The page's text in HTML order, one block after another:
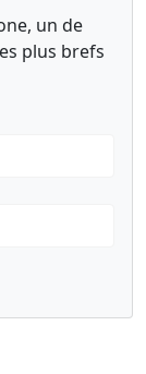
un de
plus brefs